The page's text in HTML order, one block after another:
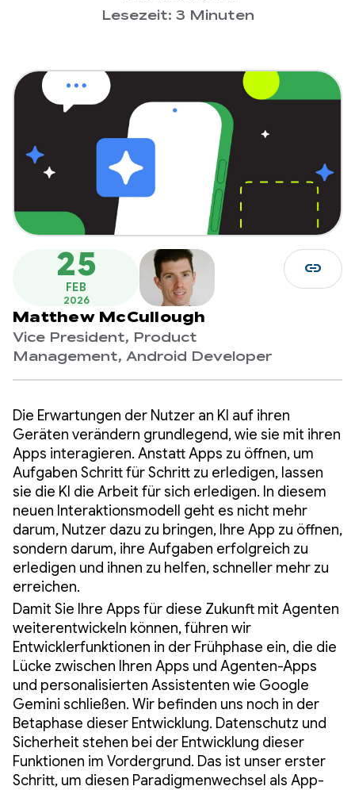
Lesezeit: 3 Minuten
25
FEB
2026
Matthew McCullough
Vice President, Product
Management, Android Developer
link
Die Erwartungen der Nutzer an KI auf ihren
Geräten verändern grundlegend, wie sie mit ihren
Apps interagieren. Anstatt Apps zu öffnen, um
Aufgaben Schritt für Schritt zu erledigen, lassen
sie die KI die Arbeit für sich erledigen. In diesem
neuen Interaktionsmodell geht es nicht mehr
darum, Nutzer dazu zu bringen, Ihre App zu öffnen,
sondern darum, ihre Aufgaben erfolgreich zu
erledigen und ihnen zu helfen, schneller mehr zu
erreichen.
Damit Sie Ihre Apps für diese Zukunft mit Agenten
weiterentwickeln können, führen wir
Entwicklerfunktionen in der Frühphase ein, die die
Lücke zwischen Ihren Apps und Agenten-Apps
und personalisierten Assistenten wie Google
Gemini schließen. Wir befinden uns noch in der
Betaphase dieser Entwicklung. Datenschutz und
Sicherheit stehen bei der Entwicklung dieser
Funktionen im Vordergrund. Das ist unser erster
Schritt, um diesen Paradigmenwechsel als App-